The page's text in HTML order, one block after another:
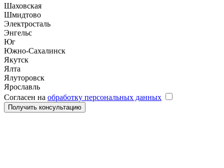
Шаховская
Шмидтово
Электросталь
Энгельс
Юг
Южно-Сахалинск
Якутск
Ялта
Ялуторовск
Ярославль
Согласен на обработку персональных данных
Получить консультацию